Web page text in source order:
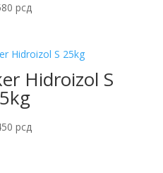
рсд
Hidroizol S
рсд